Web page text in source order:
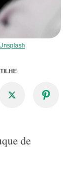
Unsplash
de